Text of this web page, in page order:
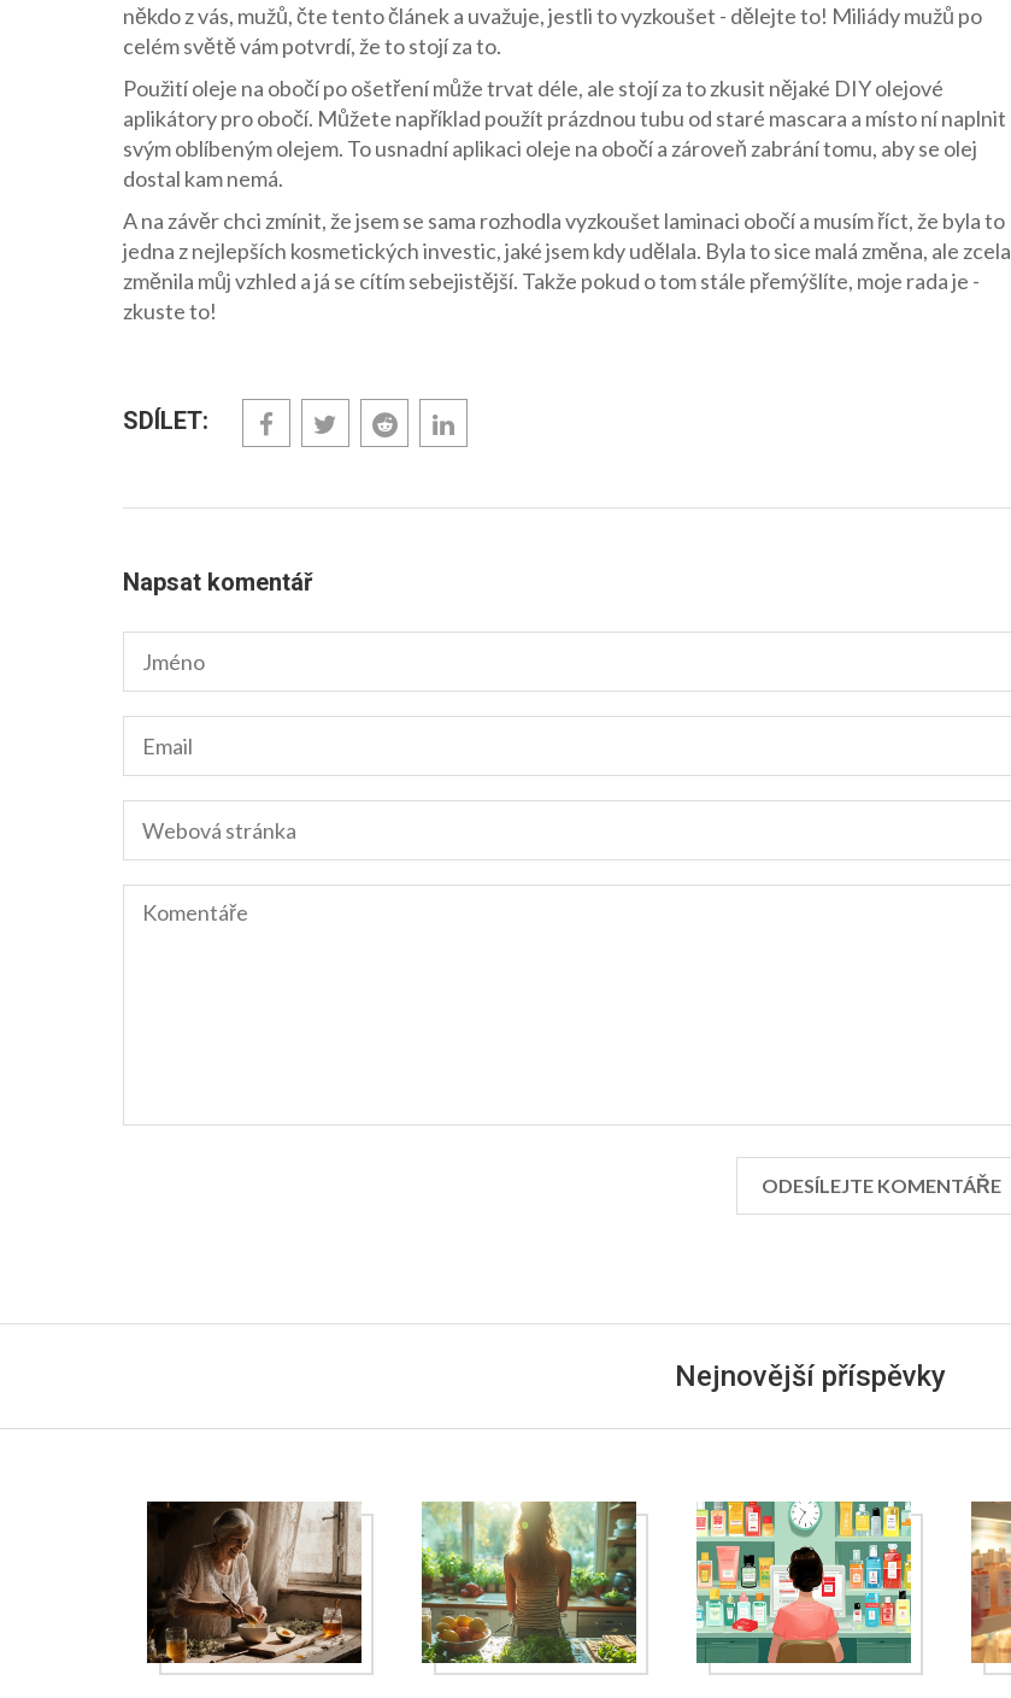
někdo z vás, mužů, čte tento článek a uvažuje, jestli to vyzkoušet - dělejte to! Miliády mužů po
celém světě vám potvrdí, že to stojí za to.
Použití oleje na obočí po ošetření může trvat déle, ale stojí za to zkusit nějaké DIY olejové
aplikátory pro obočí. Můžete například použít prázdnou tubu od staré mascara a místo ní naplnit
svým oblíbeným olejem. To usnadní aplikaci oleje na obočí a zároveň zabrání tomu, aby se olej
dostal kam nemá.
A na závěr chci zmínit, že jsem se sama rozhodla vyzkoušet laminaci obočí a musím říct, že byla to
jedna z nejlepších kosmetických investic, jaké jsem kdy udělala. Byla to sice malá změna, ale zcela
změnila můj vzhled a já se cítím sebejistější. Takže pokud o tom stále přemýšlíte, moje rada je -
zkuste to!
SDÍLET:
Napsat komentář
Nejnovější příspěvky